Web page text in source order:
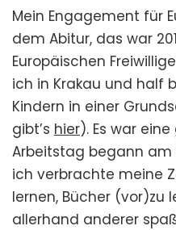
EU
wunderbar
ist:
Drei
Gründe
für
Jungspunde
Mein Engagement für
dem Abitur, das war
Europäischen
ich in Krakau und half
Kindern in einer
gibt’s hier). Es war
Arbeitstag begann
ich verbrachte meine
lernen, Bücher (vor)zu
allerhand anderer